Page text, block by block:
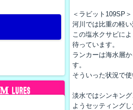
＜ラビット109SP＞
河川では比重の軽
この塩水クサビに
待っています。
ランカーは海水層
す。
そういった状況で
淡水ではシンキン
ようセッティングし